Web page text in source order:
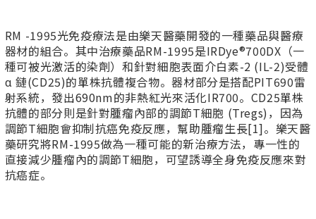
RM -1995光免疫療法是由樂天醫藥開發的一種藥品與醫療
器材的組合。其中治療藥品RM-1995是IRDye®700DX（一
種可被光激活的染劑）和針對細胞表面介白素-2 (IL-2)受體
α 鏈(CD25)的單株抗體複合物。器材部分是搭配PIT690雷
射系統，發出690nm的非熱紅光來活化IR700。CD25單株
抗體的部分則是針對腫瘤內部的調節T細胞 (Tregs)，因為
調節T細胞會抑制抗癌免疫反應，幫助腫瘤生長[1]。樂天醫
藥研究將RM-1995做為一種可能的新治療方法，專一性的
直接減少腫瘤內的調節T細胞，可望誘導全身免疫反應來對
抗癌症。